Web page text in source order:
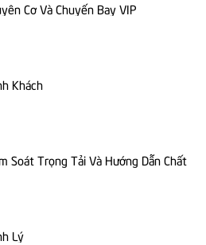
Cơ Và Chuyến Bay VIP
Khách
Soát Trọng Tải Và Hướng Dẫn Chất
Lý